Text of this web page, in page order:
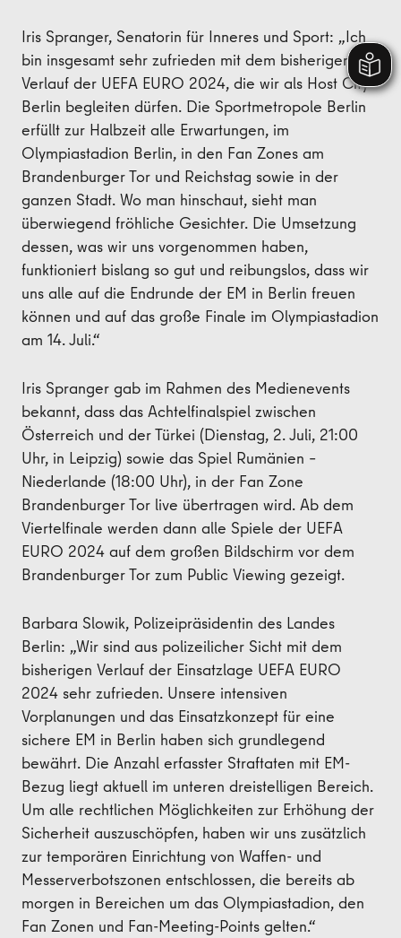
Iris Spranger, Senatorin für Inneres und Sport: „Ich
bin insgesamt sehr zufrieden mit dem bisherigen
Verlauf der UEFA EURO 2024, die wir als Host City
Berlin begleiten dürfen. Die Sportmetropole Berlin
erfüllt zur Halbzeit alle Erwartungen, im
Olympiastadion Berlin, in den Fan Zones am
Brandenburger Tor und Reichstag sowie in der
ganzen Stadt. Wo man hinschaut, sieht man
überwiegend fröhliche Gesichter. Die Umsetzung
dessen, was wir uns vorgenommen haben,
funktioniert bislang so gut und reibungslos, dass wir
uns alle auf die Endrunde der EM in Berlin freuen
können und auf das große Finale im Olympiastadion
am 14. Juli.“
Iris Spranger gab im Rahmen des Medienevents
bekannt, dass das Achtelfinalspiel zwischen
Österreich und der Türkei (Dienstag, 2. Juli, 21:00
Uhr, in Leipzig) sowie das Spiel Rumänien –
Niederlande (18:00 Uhr), in der Fan Zone
Brandenburger Tor live übertragen wird. Ab dem
Viertelfinale werden dann alle Spiele der UEFA
EURO 2024 auf dem großen Bildschirm vor dem
Brandenburger Tor zum Public Viewing gezeigt.
Barbara Slowik, Polizeipräsidentin des Landes
Berlin: „Wir sind aus polizeilicher Sicht mit dem
bisherigen Verlauf der Einsatzlage UEFA EURO
2024 sehr zufrieden. Unsere intensiven
Vorplanungen und das Einsatzkonzept für eine
sichere EM in Berlin haben sich grundlegend
bewährt. Die Anzahl erfasster Straftaten mit EM-
Bezug liegt aktuell im unteren dreistelligen Bereich.
Um alle rechtlichen Möglichkeiten zur Erhöhung der
Sicherheit auszuschöpfen, haben wir uns zusätzlich
zur temporären Einrichtung von Waffen- und
Messerverbotszonen entschlossen, die bereits ab
morgen in Bereichen um das Olympiastadion, den
Fan Zonen und Fan-Meeting-Points gelten.“